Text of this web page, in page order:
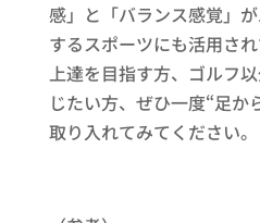
感」と「バランス感覚」
するスポーツにも活用され
上達を目指す方、ゴルフ
じたい方、ぜひ一度“足か
取り入れてみてください。